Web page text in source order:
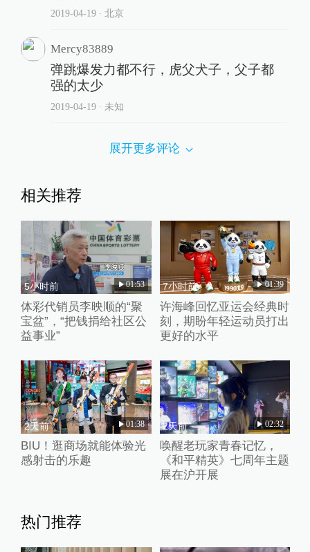
2019-04-19∙ 北京
Mercy83889
弹跳爆发力都不行，虎父犬子，父子都
强的太少
2019-04-19∙ 未知
展开更多评论
相关推荐
5小时前 01:53
体彩代销员李映顺的“聚
宝盆”，“把钱捐给社区公
益事业”
7小时前 01:39
许海峰回忆亚运会经典时
刻，期盼年轻运动员打出
更好的水平
2天前 01:38
BIU！逛商场就能体验光
感射击的乐趣
2天前 02:32
唤醒老玩家青春记忆，
《和平精英》七周年主题
展在沪开展
热门推荐